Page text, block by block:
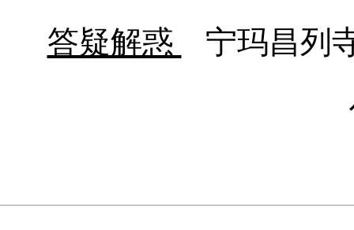
答疑解惑
宁玛昌列